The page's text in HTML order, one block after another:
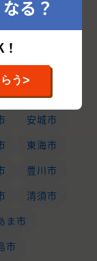
者を探す
井市
安城市
東海市
豊川市
清須市
ま市
市
る？
う>